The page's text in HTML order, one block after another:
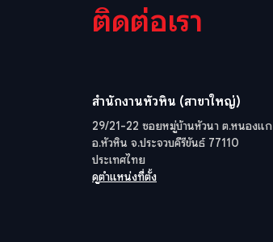
ติดต่อเรา
สำนักงานหัวหิน (สาขาใหญ่)
29/21-22 ซอยหมู่บ้านหัวนา ต.หนองแก
อ.หัวหิน จ.ประจวบคีรีขันธ์ 77110
ประเทศไทย
ดูตำแหน่งที่ตั้ง